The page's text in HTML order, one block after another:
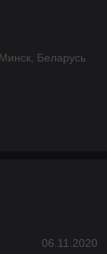
Беларусь
06.11.2020